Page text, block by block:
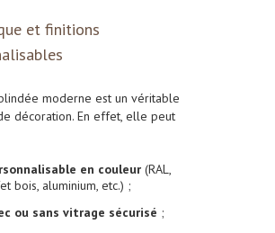
et finitions
moderne est un véritable
décoration. En effet, elle peut
en couleur (RAL,
bois, aluminium, etc.) ;
ou sans vitrage sécurisé ;